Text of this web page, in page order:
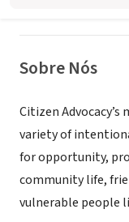
Sobre Nós
Citizen
variety of
for opportunity,
community life,
vulnerable people